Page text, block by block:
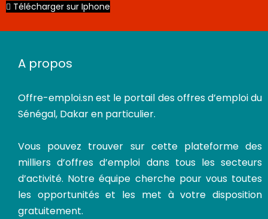
Télécharger sur Iphone
A propos
Offre-emploi.snest le portail des offres d’emploi du
Sénégal, Dakar en particulier.
Vous pouvez trouver sur cette plateforme des
milliers d’offres d’emploi dans tous les secteurs
d’activité. Notre équipe cherche pour vous toutes
les opportunités et les met à votre disposition
gratuitement.